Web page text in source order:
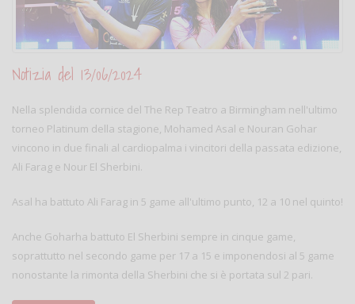
Notizia del 13/06/2024
Nella splendida cornice del The Rep Teatro a Birmingham nell'ultimo
torneo Platinum della stagione, Mohamed Asal e Nouran Gohar
vincono in due finali al cardiopalma i vincitori della passata edizione,
Ali Farag e Nour El Sherbini.
Asal ha battuto Ali Farag in 5 game all'ultimo punto, 12 a 10 nel quinto!
Anche Goharha battuto El Sherbini sempre in cinque game,
soprattutto nel secondo game per 17 a 15 e imponendosi al 5 game
nonostante la rimonta della Sherbini che si è portata sul 2 pari.